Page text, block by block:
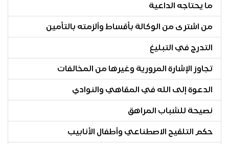
ما يحتاجه الداعية
من اشترى من الوكالة بأقساط وألزمته بالتأمين
التدرج في التبليغ
تجاوز الإشارة المرورية وغيرها من المخالفات
الدعوة إلى الله في المقاهي والنوادي
نصيحة للشباب المراهق
حكم التلقيح الاصطناعي وأطفال الأنابيب